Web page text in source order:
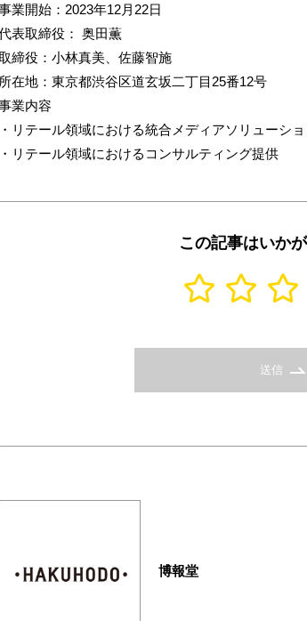
業開始：2023年12月22日
表取締役： 奥田薫
締役：小林真美、佐藤智施
所在地：東京都渋谷区道玄坂二丁目25番12号
業内容
・リテール領域における統合メディアソリューシ
・リテール領域におけるコンサルティング提供
この記事はいか
送信
博報堂